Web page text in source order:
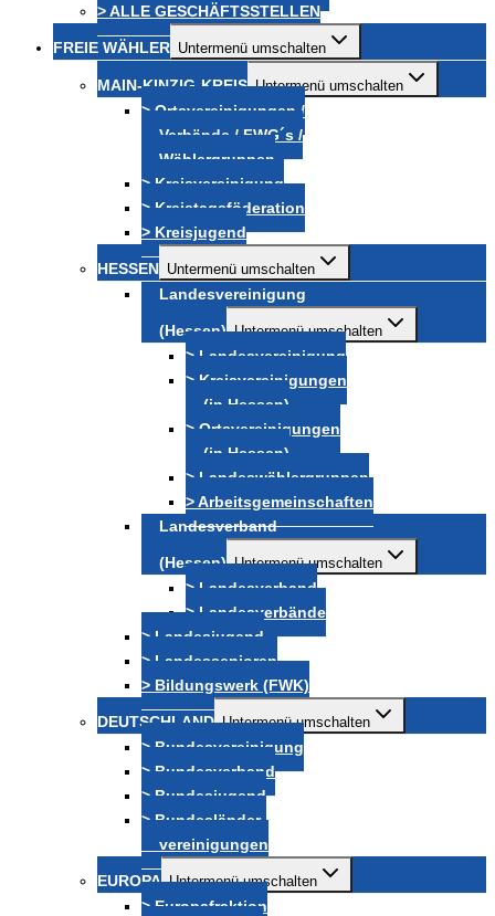
> ALLE GESCHÄFTSSTELLEN
FREIE WÄHLER Untermenü umschalten
MAIN-KINZIG-KREIS Untermenü umschalten
> Ortsvereinigungen /
Verbände / FWG´s /
Wählergruppen
> Kreisvereinigung
> Kreistagsföderation
> Kreisjugend
HESSEN Untermenü umschalten
Landesvereinigung
(Hessen) Untermenü umschalten
> Landesvereinigung
> Kreisvereinigungen
(in Hessen)
> Ortsvereinigungen
(in Hessen)
> Landeswählergruppen
> Arbeitsgemeinschaften
Landesverband
(Hessen) Untermenü umschalten
> Landesverband
> Landesverbände
> Landesjugend
> Landessenioren
> Bildungswerk (FWK)
DEUTSCHLAND Untermenü umschalten
> Bundesvereinigung
> Bundesverband
> Bundesjugend
> Bundesländer-
vereinigungen
EUROPA Untermenü umschalten
> Europafraktion